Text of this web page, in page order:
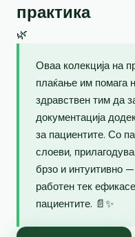
практика
🌿
Оваа колекција на
плаќање им помага
здравствен тим да
документација
за пациентите. Со
слоеви,
брзо и интуитивно
работен тек
пациентите. 📄✨